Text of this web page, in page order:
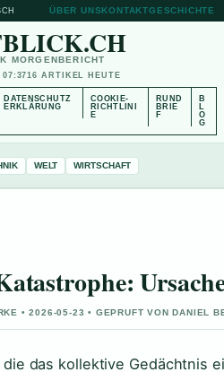
ÜBER UNSKONTAKTGESCHICHTE
MORGENBERICHT
07:3716 ARTIKEL HEUTE
DATENSCHUTZ
ERKLÄRUNG
COOKIE-
RICHTLINI
E
RUND
BRIE
F
B
L
O
G
WELT WIRTSCHAFT
• 2026-05-23 • GEPRUFT VON DANIEL
das kollektive Gedächtnis